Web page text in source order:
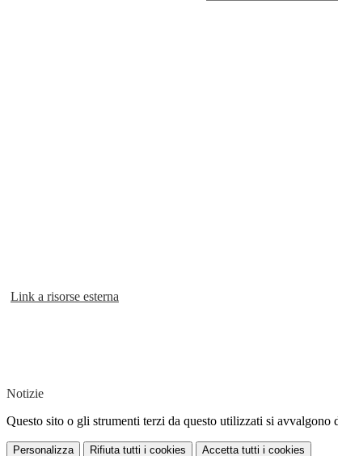
Link a risorse esterna
Notizie
Questo sito o gli strumenti terzi da questo utilizzati si
Personalizza Rifiuta tutti i cookies Accetta tutti i cookies